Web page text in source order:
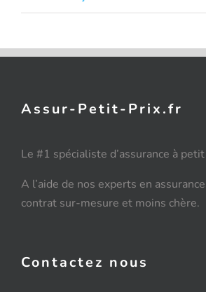
Assur-Petit-Prix.fr
Le #1 spécialiste d’assurance à
A l’aide de nos experts en
contrat sur-mesure et moins chère.
Contactez nous